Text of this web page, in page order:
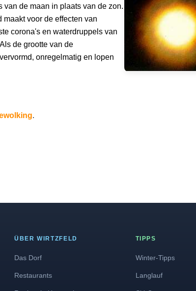
van de maan in plaats van de zon.
voor de effecten van
corona's en waterdruppels van
de grootte van de
onregelmatig en lopen
.
ÜBER WIRTZFELD
Das Dorf
Restaurants
TIPPS
Winter-Tipps
Langlauf